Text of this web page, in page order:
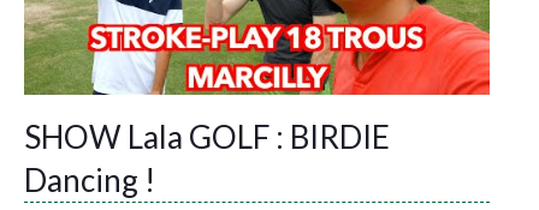
SHOW Lala GOLF : BIRDIE
Dancing !